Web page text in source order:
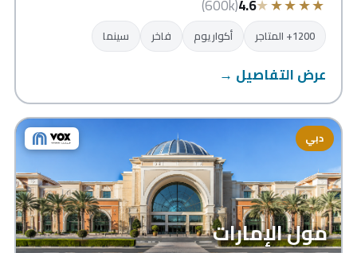
★
★
★
★
★
4.6
(600k)
1200+ المتاجر أكواريوم فاخر سينما
عرض التفاصيل →
دبي
مول الإمارات